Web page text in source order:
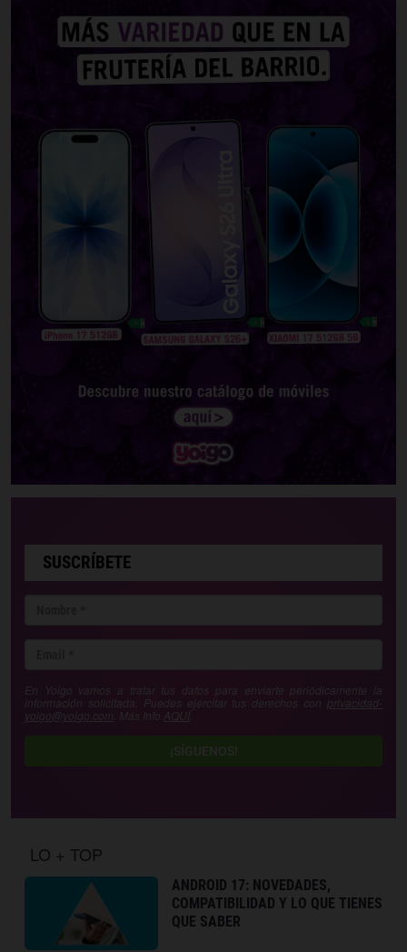
SUSCRÍBETE
En Yoigo vamos a tratar tus datos para enviarte periódicamente la
información solicitada. Puedes ejercitar tus derechos con privacidad-
yoigo@yoigo.com . Más Info AQUÍ
¡SÍGUENOS!
LO + TOP
ANDROID 17: NOVEDADES,
COMPATIBILIDAD Y LO QUE TIENES
QUE SABER